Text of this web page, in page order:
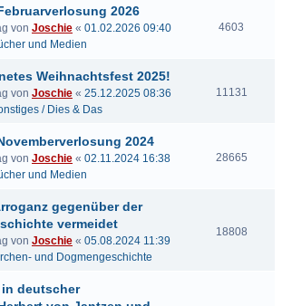
2026
von Joschie « 01.02.2026 09:40
und Medien
4603
Weihnachtsfest 2025!
von Joschie « 25.12.2025 08:36
/ Dies & Das
11131
2024
von Joschie « 02.11.2024 16:38
und Medien
28665
gegenüber der
vermeidet
von Joschie « 05.08.2024 11:39
und Dogmengeschichte
18808
in deutscher